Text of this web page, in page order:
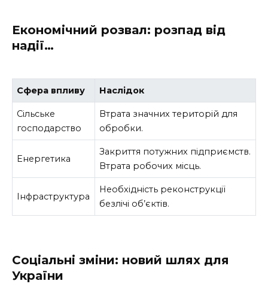
Економічний розвал: розпад від
надії…
Сфера впливу Наслідок
Сільське
господарство
Втрата значних територій для
обробки.
Енергетика
Закриття потужних підприємств.
Втрата робочих місць.
Інфраструктура
Необхідність реконструкції
безлічі об’єктів.
Соціальні зміни: новий шлях для
України